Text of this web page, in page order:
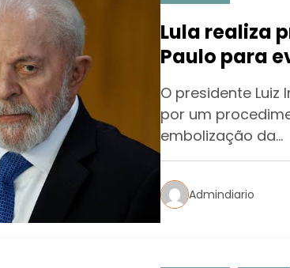
Lula realiza
Paulo para
O presidente Luiz
por um
embolização da…
Admindiario